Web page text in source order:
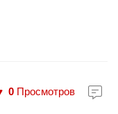
0 Просмотров